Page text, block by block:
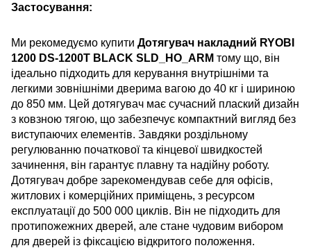
Застосування:
Ми рекомедуємо купити Дотягувач накладний RYOBI
1200 DS-1200T BLACK SLD_HO_ARM тому що, він
ідеально підходить для керування внутрішніми та
легкими зовнішніми дверима вагою до 40 кг і шириною
до 850 мм. Цей дотягувач має сучасний плаский дизайн
з ковзною тягою, що забезпечує компактний вигляд без
виступаючих елементів. Завдяки роздільному
регулюванню початкової та кінцевої швидкостей
зачинення, він гарантує плавну та надійну роботу.
Дотягувач добре зарекомендував себе для офісів,
житлових і комерційних приміщень, з ресурсом
експлуатації до 500 000 циклів. Він не підходить для
протипожежних дверей, але стане чудовим вибором
для дверей із фіксацією відкритого положення.